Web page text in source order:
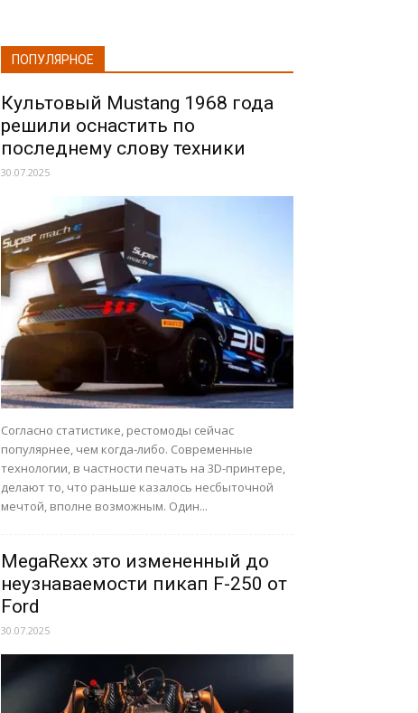
ПОПУЛЯРНОЕ
Культовый Mustang 1968 года
решили оснастить по
последнему слову техники
30.07.2025
Согласно статистике, рестомоды сейчас
популярнее, чем когда-либо. Современные
технологии, в частности печать на 3D-принтере,
делают то, что раньше казалось несбыточной
мечтой, вполне возможным. Один...
MegaRexx это измененный до
неузнаваемости пикап F-250 от
Ford
30.07.2025